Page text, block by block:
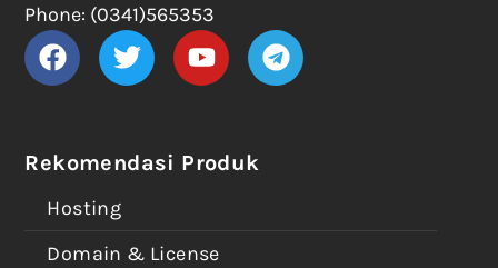
Rekomendasi Produk
Hosting
Domain & License
Phone: (0341)565353